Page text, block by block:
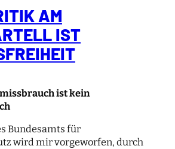
AM
IST
ist kein
Bundesamts für
wird mir vorgeworfen, durch